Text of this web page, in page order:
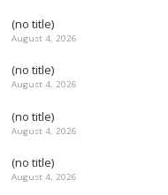
(no title)
August 4, 2026
(no title)
August 4, 2026
(no title)
August 4, 2026
(no title)
August 4, 2026